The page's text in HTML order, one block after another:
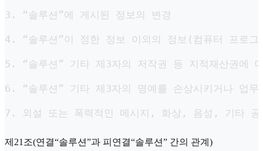
3. “솔루션”에 게시된 정보의 변경
4. “솔루션”이 정한 정보 이외의 정보(컴퓨터 프로
5. “솔루션” 기타 제3자의 저작권 등 지적재산권에
6. “솔루션” 기타 제3자의 명예를 손상시키거나 업무
7. 외설 또는 폭력적인 메시지, 화상, 음성, 기타 공
제21조(연결“솔루션”과 피연결“솔루션” 간의 관계)